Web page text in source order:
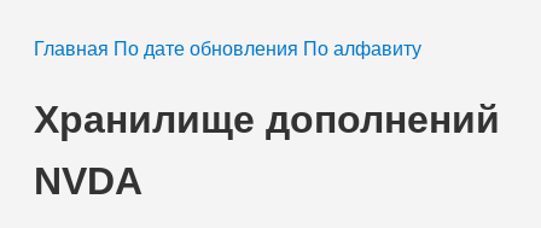
Главная По дате обновления По алфавиту
Хранилище дополнений
NVDA